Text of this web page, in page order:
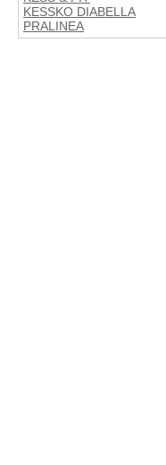
KESSKO DIABELLA
PRALINEA